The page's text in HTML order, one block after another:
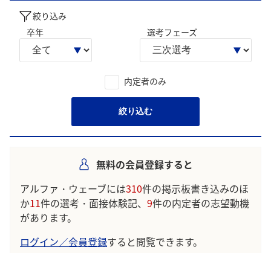
絞り込み
卒年
選考フェーズ
内定者のみ
絞り込む
無料の会員登録すると
アルファ・ウェーブには310件の掲示板書き込みのほ
か11件の選考・面接体験記、 9件の内定者の志望動機
があります。
ログイン／会員登録すると閲覧できます。